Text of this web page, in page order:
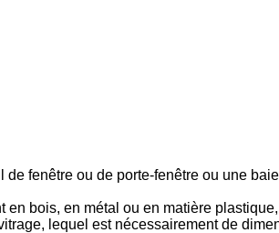
fenêtre ou de porte-fenêtre ou une
bois, en métal ou en matière
lequel est nécessairement de